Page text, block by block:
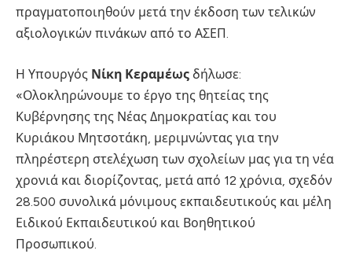
πραγματοποιηθούν μετά την έκδοση των τελικών
αξιολογικών πινάκων από το ΑΣΕΠ.
Η Υπουργός Νίκη Κεραμέως δήλωσε:
«Ολοκληρώνουμε το έργο της θητείας της
Κυβέρνησης της Νέας Δημοκρατίας και του
Κυριάκου Μητσοτάκη, μεριμνώντας για την
πληρέστερη στελέχωση των σχολείων μας για τη νέα
χρονιά και διορίζοντας, μετά από 12 χρόνια, σχεδόν
28.500 συνολικά μόνιμους εκπαιδευτικούς και μέλη
Ειδικού Εκπαιδευτικού και Βοηθητικού
Προσωπικού.